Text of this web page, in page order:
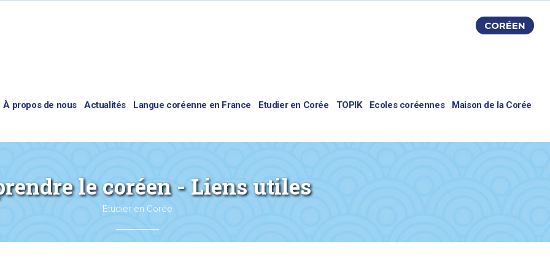
CORÉEN
À propos de nous Actualités Langue coréenne en France Etudier en Corée TOPIK Ecoles coréennes Maison de la Corée
le coréen - Liens utiles
Etudier en Corée